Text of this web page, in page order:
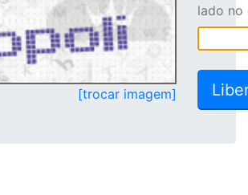
[trocar imagem]
lado no